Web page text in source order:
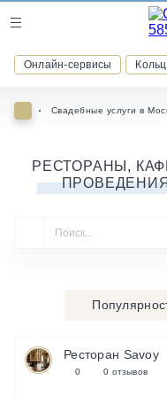
Онлайн-сервисы
присоединяйтесь к
Свадебные услуги в
РЕСТОРАНЫ,
Ресторан Savoy
0 0 отзывов